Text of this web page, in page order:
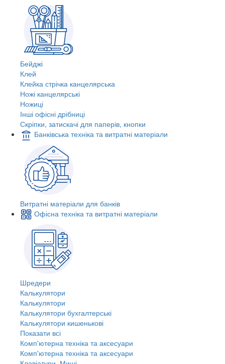
Бейджі
Клей
Клейка стрічка канцелярська
Ножі канцелярські
Ножиці
Інші офісні дрібниці
Скріпки, затискачі для паперів, кнопки
Банківська техніка та витратні матеріали
Витратні матеріали для банків
Офісна техніка та витратні матеріали
Шредери
Калькулятори
Калькулятори
Калькулятори бухгалтерські
Калькулятори кишенькові
Показати всі
Комп'ютерна техніка та аксесуари
Комп'ютерна техніка та аксесуари